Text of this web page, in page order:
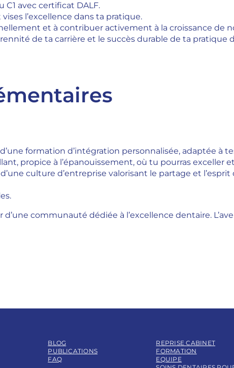
C1 avec certificat DALF.
vises l’excellence dans ta pratique.
et à contribuer activement à la croissance de
de ta carrière et le succès durable de ta pratique
formation d’intégration personnalisée, adaptée à
propice à l’épanouissement, où tu pourras exceller
culture d’entreprise valorisant le partage et
communauté dédiée à l’excellence dentaire.
BLOG
PUBLICATIONS
FAQ
REPRISE CABINET
FORMATION
EQUIPE